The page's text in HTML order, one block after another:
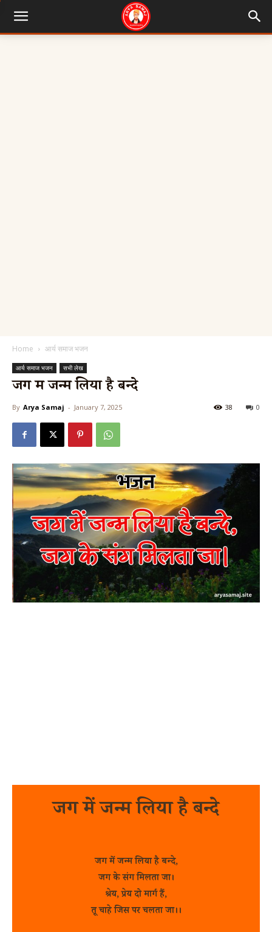
Home आर्य समाज भजन
आर्य समाज भजन सभी लेख
जग में जन्म लिया है बन्दे
By Arya Samaj - January 7, 2025 0
38
जग में जन्म लिया है बन्दे
जग में जन्म लिया है बन्दे,
जग के संग मिलता जा।
श्रेय, प्रेय दो मार्ग हैं,
तू चाहे जिस पर चलता जा।।